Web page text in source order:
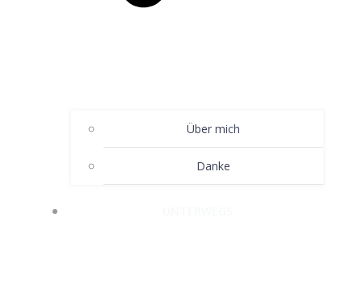
Über mich
Danke